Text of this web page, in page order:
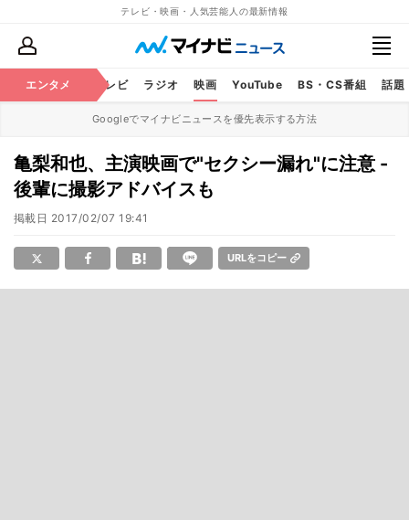
テレビ・映画・人気芸能人の最新情報
エンタメ
芸能 テレビ ラジオ 映画 YouTube BS・CS番組 話題
Googleでマイナビニュースを優先表示する方法
亀梨和也、主演映画で"セクシー漏れ"に注意 -
後輩に撮影アドバイスも
掲載日 2017/02/07 19:41
URLをコピー